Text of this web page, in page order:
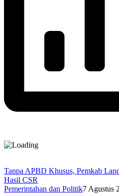
Tanpa APBD Khusus, Pemkab
Hasil CSR
Pemerintahan dan Politik7 Agustus